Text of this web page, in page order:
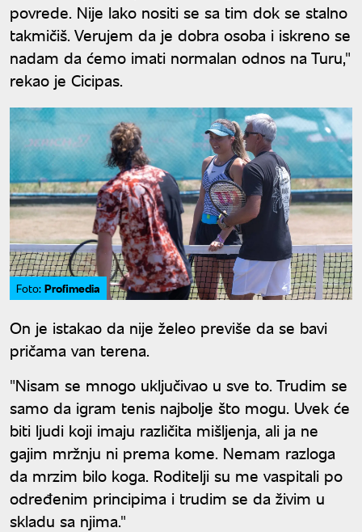
povrede. Nije lako nositi se sa tim dok se stalno
takmičiš. Verujem da je dobra osoba i iskreno se
nadam da ćemo imati normalan odnos na Turu,"
rekao je Cicipas.
Foto: Profimedia
On je istakao da nije želeo previše da se bavi
pričama van terena.
"Nisam se mnogo uključivao u sve to. Trudim se
samo da igram tenis najbolje što mogu. Uvek će
biti ljudi koji imaju različita mišljenja, ali ja ne
gajim mržnju ni prema kome. Nemam razloga
da mrzim bilo koga. Roditelji su me vaspitali po
određenim principima i trudim se da živim u
skladu sa njima."